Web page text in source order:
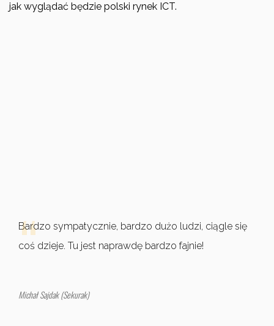
jak wyglądać będzie polski rynek ICT.
dużo ludzi, ciągle się
fajnie!
Wraz z tworzeniem tego
PLNOG, te historie są ze sobą